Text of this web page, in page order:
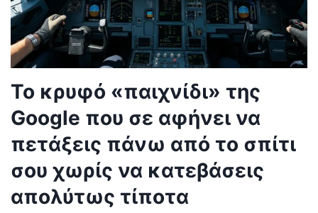
Το κρυφό «παιχνίδι» της
Google που σε αφήνει να
πετάξεις πάνω από το σπίτι
σου χωρίς να κατεβάσεις
απολύτως τίποτα